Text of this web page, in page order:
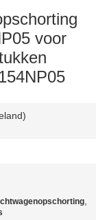
voor
,